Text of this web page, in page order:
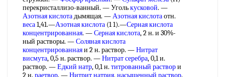
перекристаллизо-ванный. — Уголькусковой. —
Азотная кислотадымящая. —Азотная кислотаотн.
веса1,41.—Азотная кислота (1 1).—Серная кислота
концентрированная. —Серная кислота, 2 н. и 30%-
ный растворы. —Соляная кислота
концентрированнаяи 2 н. раствор. —Нитрат
висмута, 0,5 н. раствор. —Нитрат серебра, 0,1 и.
раствор. —Едкий натр, 0,1 н. титрованный раствори
2 н. раетвор. —Нитрит натрия,насыщенный раствор.